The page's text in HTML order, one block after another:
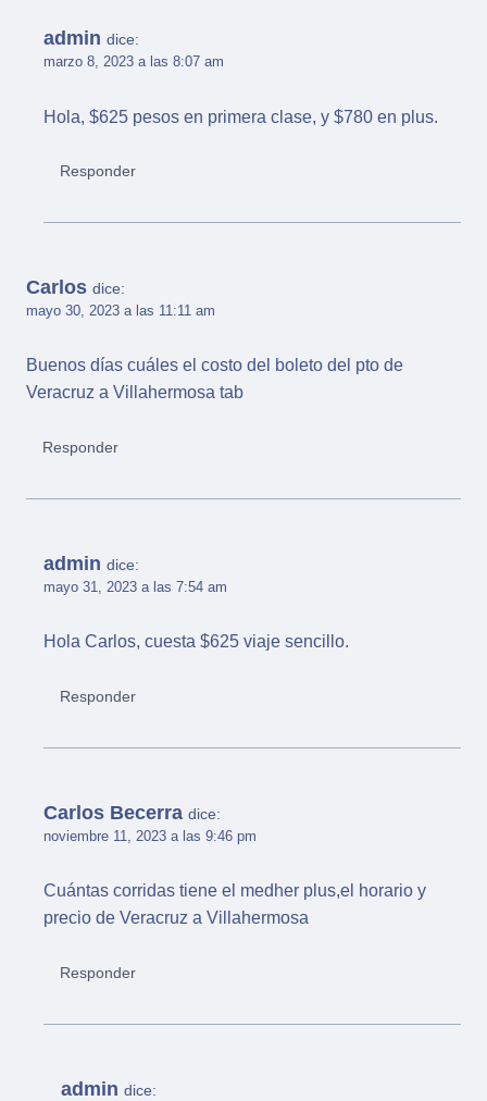
admin dice:
marzo 8, 2023 a las 8:07 am
Hola, $625 pesos en primera clase, y $780 en plus.
Responder
Carlos dice:
mayo 30, 2023 a las 11:11 am
Buenos días cuáles el costo del boleto del pto de
Veracruz a Villahermosa tab
Responder
admin dice:
mayo 31, 2023 a las 7:54 am
Hola Carlos, cuesta $625 viaje sencillo.
Responder
Carlos Becerra dice:
noviembre 11, 2023 a las 9:46 pm
Cuántas corridas tiene el medher plus,el horario y
precio de Veracruz a Villahermosa
Responder
admin dice: